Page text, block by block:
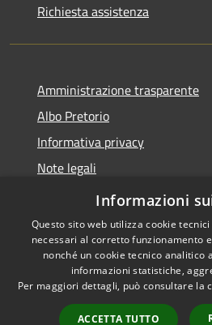
Richiesta assistenza
Amministrazione trasparente
Albo Pretorio
Informativa privacy
Note legali
Dichiarazione di accessibilità
Accessibilità
Informazioni
Questo sito web utilizza cookie
necessari al corretto funzionamento
nonché un cookie tecnico analitico
informazioni statistiche,
Per maggiori dettagli, può consultare la
ACCETTA TUTTO